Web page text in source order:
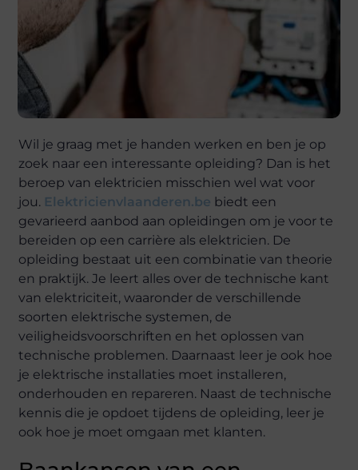
Wil je graag met je handen werken en ben je op
zoek naar een interessante opleiding? Dan is het
beroep van elektricien misschien wel wat voor
jou. Elektricienvlaanderen.be biedt een
gevarieerd aanbod aan opleidingen om je voor te
bereiden op een carrière als elektricien. De
opleiding bestaat uit een combinatie van theorie
en praktijk. Je leert alles over de technische kant
van elektriciteit, waaronder de verschillende
soorten elektrische systemen, de
veiligheidsvoorschriften en het oplossen van
technische problemen. Daarnaast leer je ook hoe
je elektrische installaties moet installeren,
onderhouden en repareren. Naast de technische
kennis die je opdoet tijdens de opleiding, leer je
ook hoe je moet omgaan met klanten.